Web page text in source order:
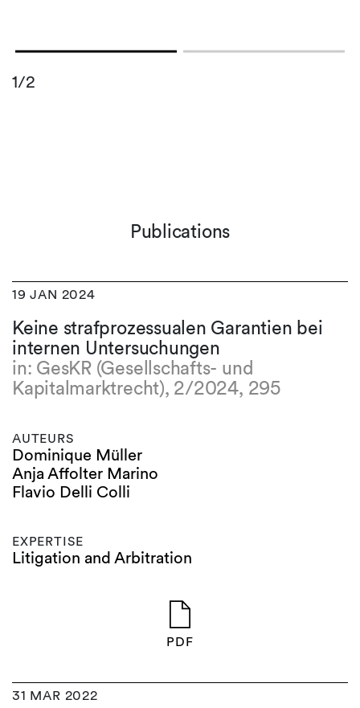
1/2
Publications
19 JAN 2024
Keine strafprozessualen Garantien bei
internen Untersuchungen
in: GesKR (Gesellschafts- und
Kapitalmarktrecht), 2/2024, 295
AUTEURS
Dominique Müller
Anja Affolter Marino
Flavio Delli Colli
EXPERTISE
Litigation and Arbitration
PDF
31 MAR 2022